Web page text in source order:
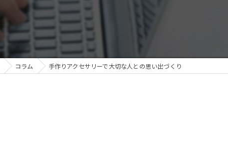
一人
コラム 手作りアクセサリーで大切な人との思い出づくり